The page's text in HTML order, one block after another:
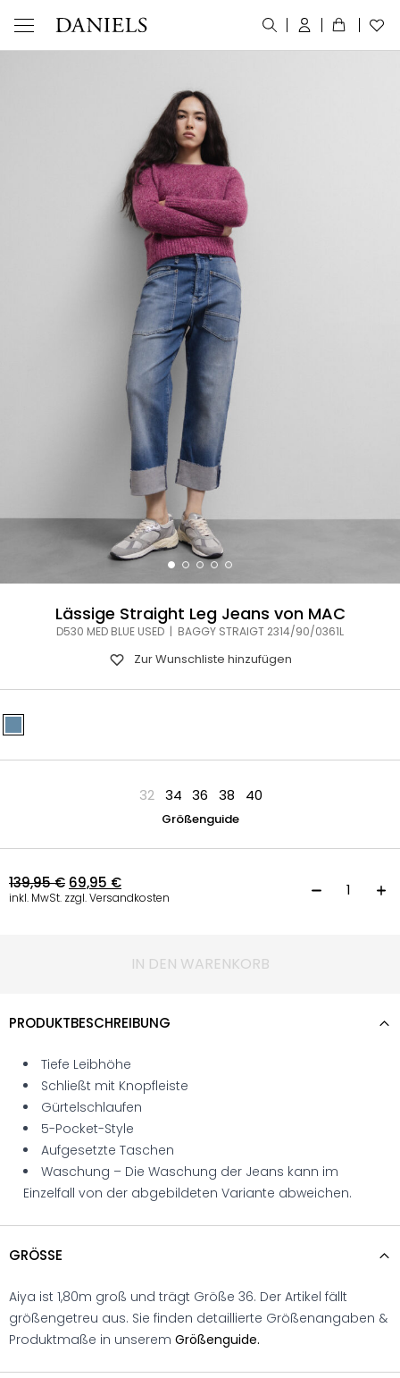
Lässige Straight Leg Jeans von MAC
D530 MED BLUE USED | BAGGY STRAIGT 2314/90/0361L
Zur Wunschliste hinzufügen
32 34 36 38 40
Größenguide
139,95€ 69,95 €
inkl. MwSt. zzgl. Versandkosten
IN DEN WARENKORB
PRODUKTBESCHREIBUNG
Tiefe Leibhöhe
Schließt mit Knopfleiste
Gürtelschlaufen
5-Pocket-Style
Aufgesetzte Taschen
Waschung – Die Waschung der Jeans kann im
Einzelfall von der abgebildeten Variante abweichen.
GRÖSSE
Aiya ist 1,80m groß und trägt Größe 36. Der Artikel fällt
größengetreu aus. Sie finden detaillierte Größenangaben &
Produktmaße in unserem Größenguide.